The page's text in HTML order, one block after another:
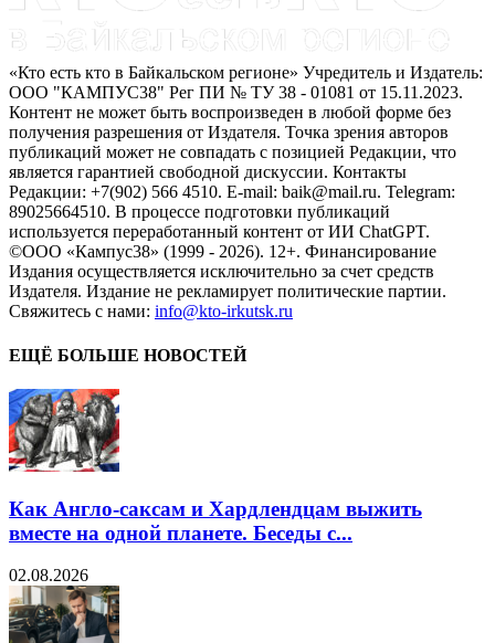
«Кто есть кто в Байкальском регионе» Учредитель и Издатель:
ООО "КАМПУС38" Рег ПИ № ТУ 38 - 01081 от 15.11.2023.
Контент не может быть воспроизведен в любой форме без
получения разрешения от Издателя. Точка зрения авторов
публикаций может не совпадать с позицией Редакции, что
является гарантией свободной дискуссии. Контакты
Редакции: +7(902) 566 4510. E-mail: baik@mail.ru. Telegram:
89025664510. В процессе подготовки публикаций
используется переработанный контент от ИИ ChatGPT.
©ООО «Кампус38» (1999 - 2026). 12+. Финансирование
Издания осуществляется исключительно за счет средств
Издателя. Издание не рекламирует политические партии.
Свяжитесь с нами: info@kto-irkutsk.ru
ЕЩЁ БОЛЬШЕ НОВОСТЕЙ
Как Англо-саксам и Хардлендцам выжить
вместе на одной планете. Беседы с...
02.08.2026